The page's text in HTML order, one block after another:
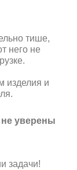
тише,
него не
изделия и
не уверены
задачи!